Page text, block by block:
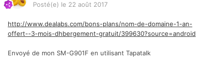
Posté(e) le 22 août 2017
http://www.dealabs.com/bons-plans/nom-de-domaine-1-an-
offert--3-mois-dhbergement-gratuit/399630?source=android
Envoyé de mon SM-G901F en utilisant Tapatalk